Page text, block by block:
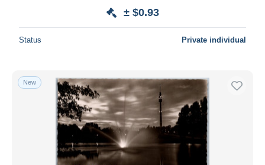
± $0.93
Status Private individual
New